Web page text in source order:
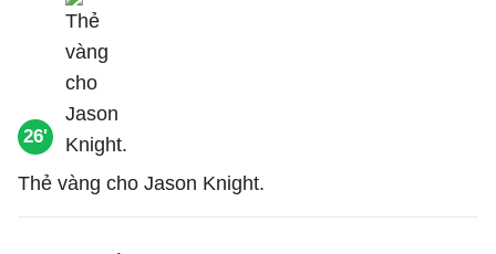
26'
Thẻ vàng cho Jason Knight.